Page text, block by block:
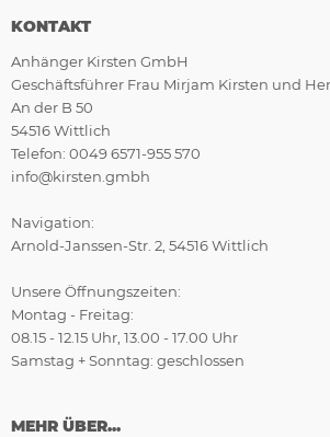
KONTAKT
Anhänger Kirsten GmbH
Geschäftsführer Frau Mirjam Kirsten und
An der B 50
54516 Wittlich
Telefon: 0049 6571-955 570
info@kirsten.gmbh
Navigation:
Arnold-Janssen-Str. 2, 54516 Wittlich
Unsere Öffnungszeiten:
Montag - Freitag:
08.15 - 12.15 Uhr, 13.00 - 17.00 Uhr
Samstag + Sonntag: geschlossen
MEHR ÜBER...